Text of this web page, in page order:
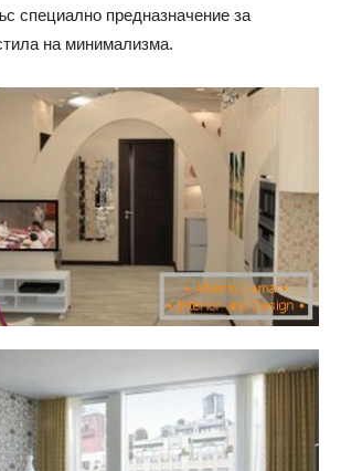
специално предназначение за
на минимализма.